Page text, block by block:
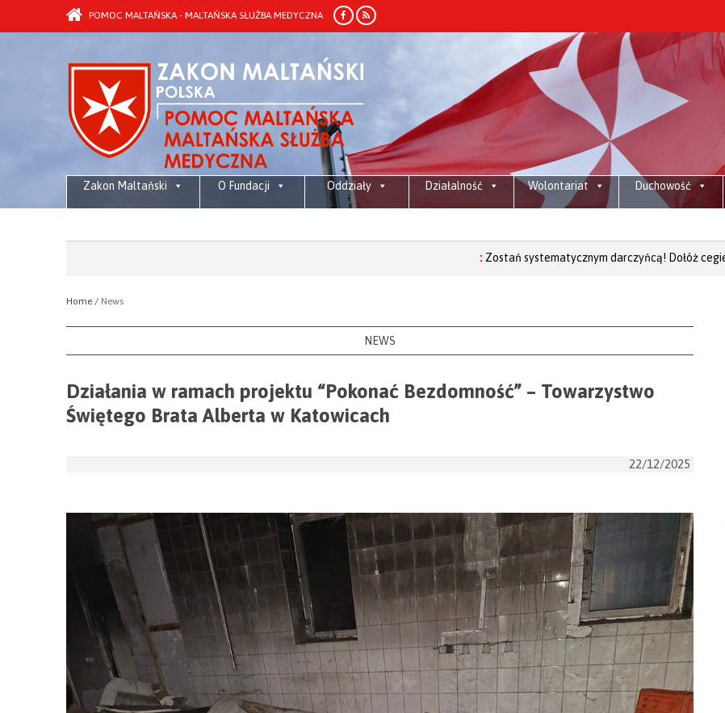
POMOC MALTAŃSKA - MALTAŃSKA SŁUŻBA MEDYCZNA
Zakon Maltański O Fundacji Oddziały Działalność Wolontariat Duchowość
społeczności
Zostań systematycznym darczyńcą! Dołóż cegiełkę do
Home / News
NEWS
Działania w ramach projektu “Pokonać Bezdomność” – Towarzystwo
Świętego Brata Alberta w Katowicach
22/12/2025